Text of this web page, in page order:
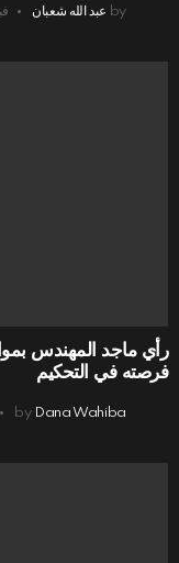
by عبد الله شعبان
رأي ماجد المهندس
فرصته في التحكيم
by Dana Wahiba